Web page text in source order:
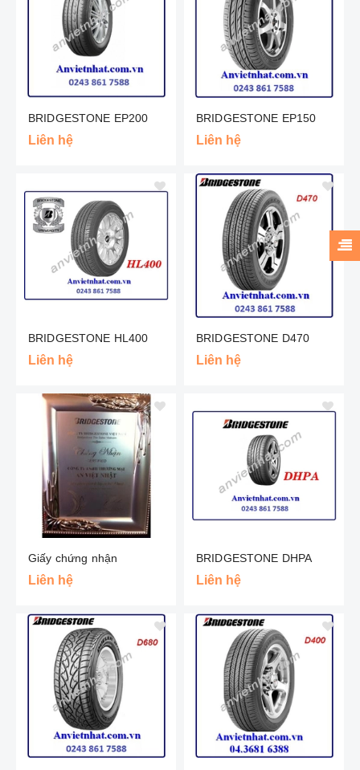
BRIDGESTONE EP200
Liên hệ
BRIDGESTONE EP150
Liên hệ
BRIDGESTONE HL400
Liên hệ
BRIDGESTONE D470
Liên hệ
Giấy chứng nhận
Liên hệ
BRIDGESTONE DHPA
Liên hệ